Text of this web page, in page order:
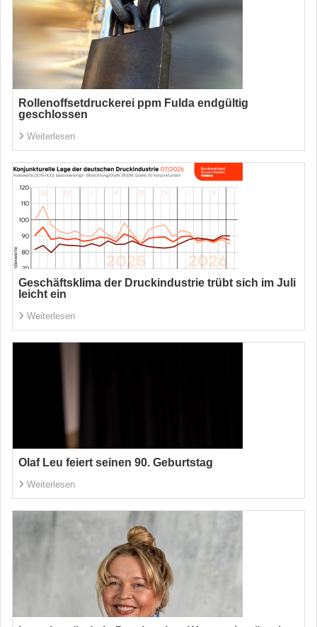
Rollenoffsetdruckerei ppm Fulda endgültig
geschlossen
Weiterlesen
Geschäftsklima der Druckindustrie trübt sich im Juli
leicht ein
Weiterlesen
Olaf Leu feiert seinen 90. Geburtstag
Weiterlesen